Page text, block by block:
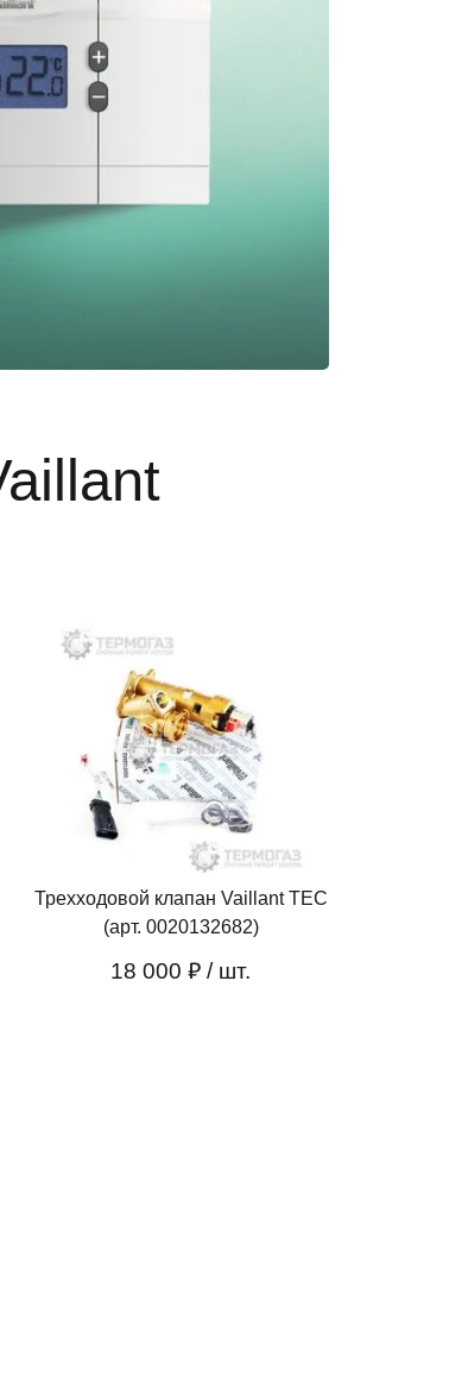
Трехходовой клапан Vaillant TEC
(арт. 0020132682)
18 000 ₽ / шт.